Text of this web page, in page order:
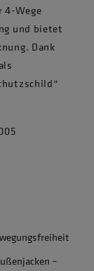
4-Wege
und bietet
Dank
–